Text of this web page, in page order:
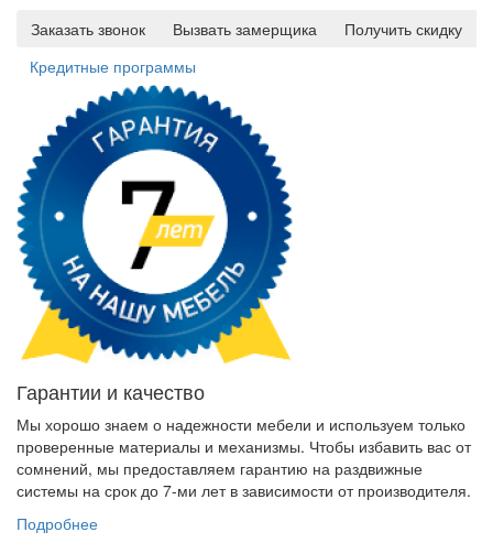
Заказать звонок
Вызвать замерщика
Получить скидку
Кредитные программы
Гарантии и качество
Мы хорошо знаем о надежности мебели и используем только
проверенные материалы и механизмы. Чтобы избавить вас от
сомнений, мы предоставляем гарантию на раздвижные
системы на срок до 7-ми лет в зависимости от производителя.
Подробнее